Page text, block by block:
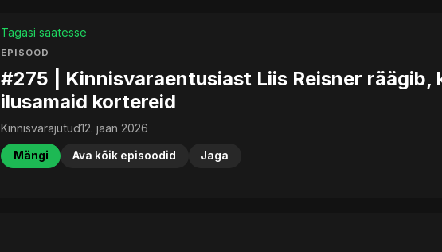
Tagasi saatesse
EPISOOD
#275 | Kinnisvaraentusiast Liis Reisner räägib,
ilusamaid kortereid
Kinnisvarajutud12. jaan 2026
Mängi Ava kõik episoodid Jaga